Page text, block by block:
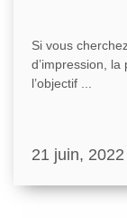
Si vous
d’impression,
l’objectif ...
21 juin, 2022